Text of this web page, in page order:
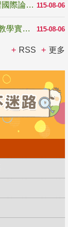
115-08-06
匯聚全球視野深化師生AI素養 2026數位學習國際論壇高雄登場
115-08-06
深化師培與現場連結！教育部加碼補助師培教學實踐研究 10月師培國際研討會交流教學實踐經驗
RSS 更多